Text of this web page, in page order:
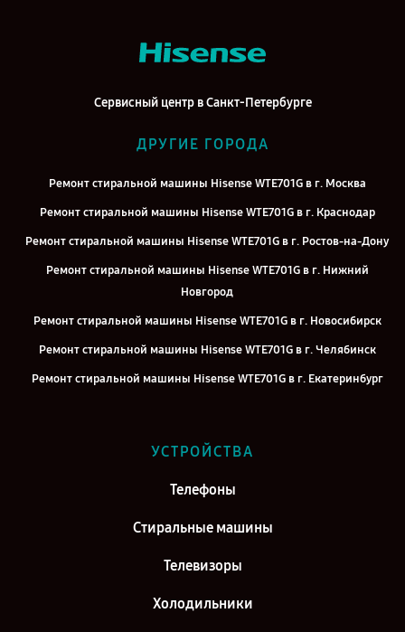
Сервисный центр в Санкт-Петербурге
ДРУГИЕ ГОРОДА
Ремонт стиральной машины Hisense WTE701G в г. Москва
Ремонт стиральной машины Hisense WTE701G в г. Краснодар
Ремонт стиральной машины Hisense WTE701G в г. Ростов-на-Дону
Ремонт стиральной машины Hisense WTE701G в г. Нижний
Новгород
Ремонт стиральной машины Hisense WTE701G в г. Новосибирск
Ремонт стиральной машины Hisense WTE701G в г. Челябинск
Ремонт стиральной машины Hisense WTE701G в г. Екатеринбург
Ремонт стиральной машины Hisense WTE701G в г. Самара
Ремонт стиральной машины Hisense WTE701G в г. Киров
УСТРОЙСТВА
Телефоны
Стиральные машины
Телевизоры
Холодильники